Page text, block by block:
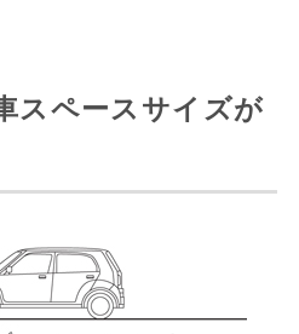
スペースサイズが